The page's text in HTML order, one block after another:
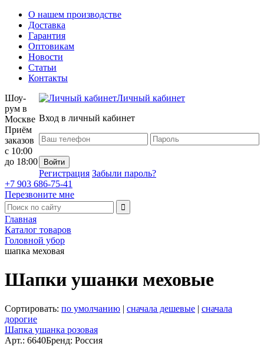
О нашем производстве
Доставка
Гарантия
Оптовикам
Новости
Статьи
Контакты
Личный кабинет
Вход в личный кабинет
Регистрация Забыли пароль?
Шоу-
рум в
Москве
Приём
заказов
с 10:00
до 18:00
+7 903 686-75-41
Перезвоните мне
Главная
Каталог товаров
Головной убор
шапка меховая
Шапки ушанки меховые
Сортировать: по умолчанию | сначала дешевые | сначала
дорогие
Шапка ушанка розовая
Арт.: 6640Бренд: Россия